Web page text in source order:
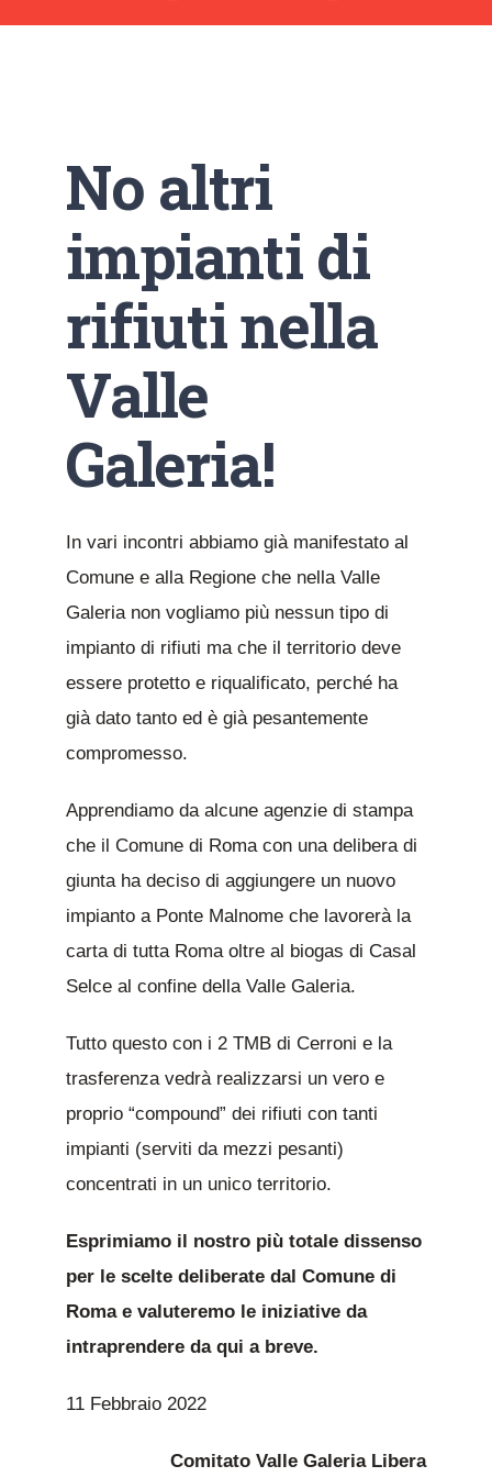
No altri
impianti di
rifiuti nella
Valle
Galeria!
In vari incontri abbiamo già manifestato al
Comune e alla Regione che nella Valle
Galeria non vogliamo più nessun tipo di
impianto di rifiuti ma che il territorio deve
essere protetto e riqualificato, perché ha
già dato tanto ed è già pesantemente
compromesso.
Apprendiamo da alcune agenzie di stampa
che il Comune di Roma con una delibera di
giunta ha deciso di aggiungere un nuovo
impianto a Ponte Malnome che lavorerà la
carta di tutta Roma oltre al biogas di Casal
Selce al confine della Valle Galeria.
Tutto questo con i 2 TMB di Cerroni e la
trasferenza vedrà realizzarsi un vero e
proprio “compound” dei rifiuti con tanti
impianti (serviti da mezzi pesanti)
concentrati in un unico territorio.
Esprimiamo il nostro più totale dissenso
per le scelte deliberate dal Comune di
Roma e valuteremo le iniziative da
intraprendere da qui a breve.
11 Febbraio 2022
Comitato Valle Galeria Libera